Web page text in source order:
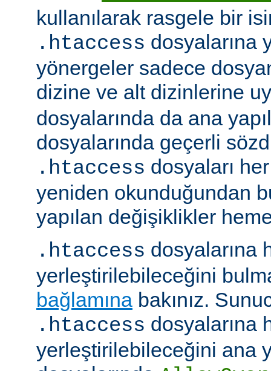
kullanılarak rasgele bir
.htaccess dosyalarına
yönergeler sadece
dizine ve alt dizinlerine
dosyalarında da ana
dosyalarında geçerli
.htaccess dosyaları
yeniden okunduğundan
yapılan değişiklikler
.htaccess dosyalarına
yerleştirilebileceğini
bağlamına bakınız.
.htaccess dosyalarına
yerleştirilebileceğini ana